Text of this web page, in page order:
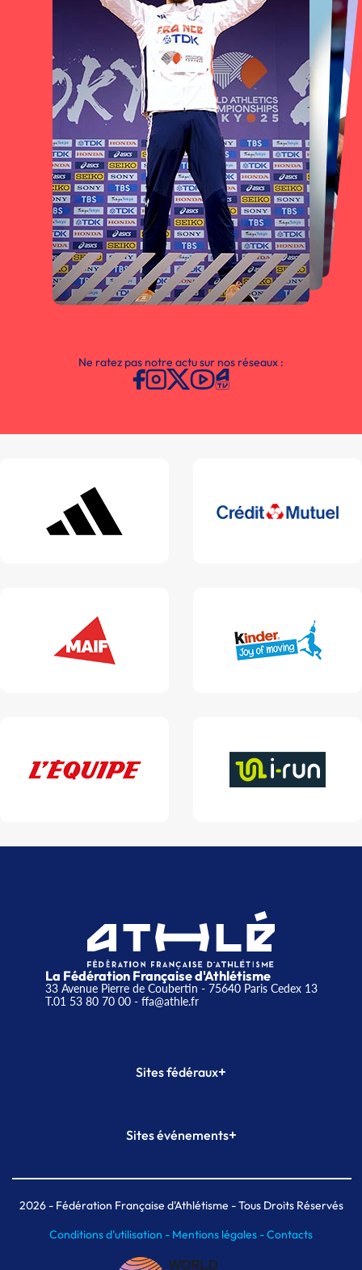
Ne ratez pas notre actu sur nos réseaux :
La Fédération Française d'Athlétisme
33 Avenue Pierre de Coubertin - 75640 Paris Cedex 13
T.01 53 80 70 00- ffa@athle.fr
Sites fédéraux+
Plateforme Formation
Sites événements+
Meeting de Paris indoor
MAIF Ekiden de Paris
2026- Fédération Française d'Athlétisme - Tous Droits Réservés
Conditions d'utilisation - Mentions légales -Contacts